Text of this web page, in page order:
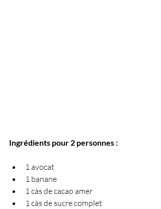
Ingrédients pour 2 personnes :
1 avocat
1 banane
1 càs de cacao amer
1 càs de sucre complet